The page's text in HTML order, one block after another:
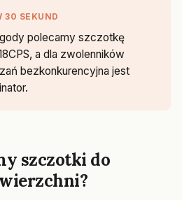
30 SEKUND
polecamy szczotkę
a dla zwolenników
bezkonkurencyjna jest
szczotki do